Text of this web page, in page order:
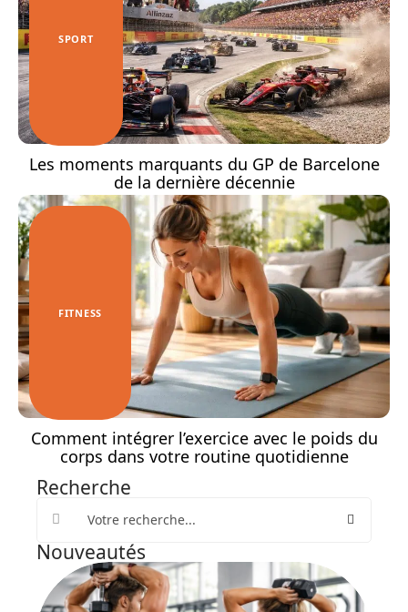
SPORT
Les moments marquants du GP de Barcelone
de la dernière décennie
FITNESS
Comment intégrer l’exercice avec le poids du
corps dans votre routine quotidienne
Recherche
Nouveautés